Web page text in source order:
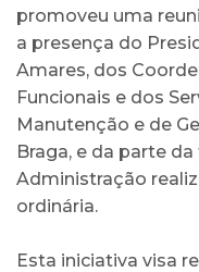
promoveu uma
a presença do
Amares, dos
Funcionais e dos
Manutenção e de
Braga, e da parte
Administração
ordinária.
Esta iniciativa visa